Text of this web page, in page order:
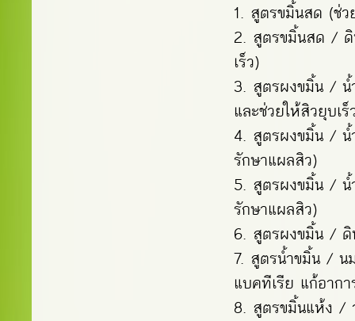
สูตรขมิ้นสด (ช่ว
สูตรขมิ้นสด / ดิ
เร็ว)
สูตรผงขมิ้น / น้
และช่วยให้สิวยุบเร็
สูตรผงขมิ้น / น้
รักษาแผลสิว)
สูตรผงขมิ้น / น้
รักษาแผลสิว)
สูตรผงขมิ้น / ดิ
สูตรน้ำขมิ้น / น
แบคทีเรีย แก้อาก
สูตรขมิ้นแห้ง /